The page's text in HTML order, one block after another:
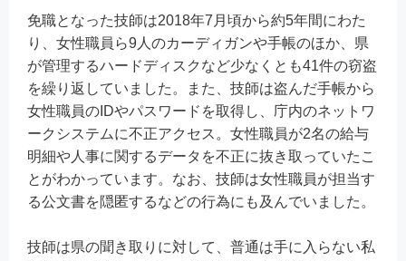
免職となった技師は2018年7月頃から約5年間にわた
り、女性職員ら9人のカーディガンや手帳のほか、県
が管理するハードディスクなど少なくとも41件の窃盗
を繰り返していました。また、技師は盗んだ手帳から
女性職員のIDやパスワードを取得し、庁内のネットワ
ークシステムに不正アクセス。女性職員が2名の給与
明細や人事に関するデータを不正に抜き取っていたこ
とがわかっています。なお、技師は女性職員が担当す
る公文書を隠匿するなどの行為にも及んでいました。
技師は県の聞き取りに対して、普通は手に入らない私